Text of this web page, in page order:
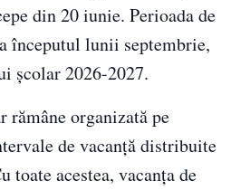
din 20 iunie. Perioada de
începutul lunii septembrie,
școlar 2026-2027.
rămâne organizată pe
de vacanță distribuite
toate acestea, vacanța de